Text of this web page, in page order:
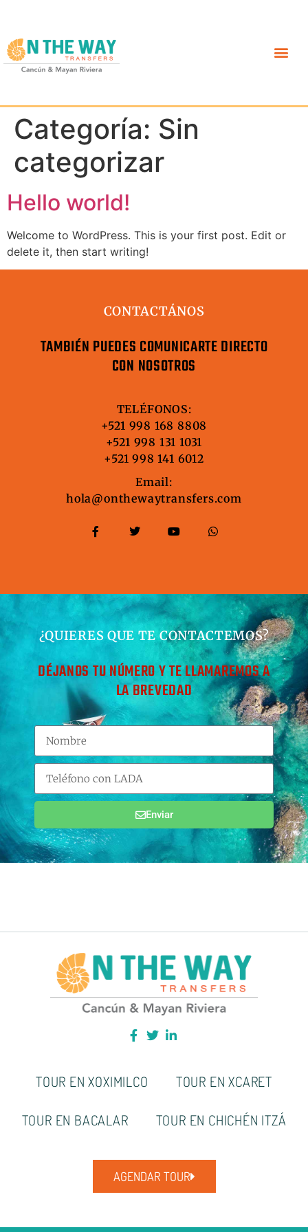
Categoría: Sin
categorizar
Hello world!
Welcome to WordPress. This is your first post. Edit or
delete it, then start writing!
CONTACTÁNOS
TAMBIÉN PUEDES COMUNICARTE DIRECTO
CON NOSOTROS
TELÉFONOS:
+521 998 168 8808
+521 998 131 1031
+521 998 141 6012
Email:
hola@onthewaytransfers.com
¿QUIERES QUE TE CONTACTEMOS?
DÉJANOS TU NÚMERO Y TE LLAMAREMOS A
LA BREVEDAD
Enviar
TOUR EN XOXIMILCO TOUR EN XCARET
TOUR EN BACALAR TOUR EN CHICHÉN ITZÁ
AGENDAR TOUR